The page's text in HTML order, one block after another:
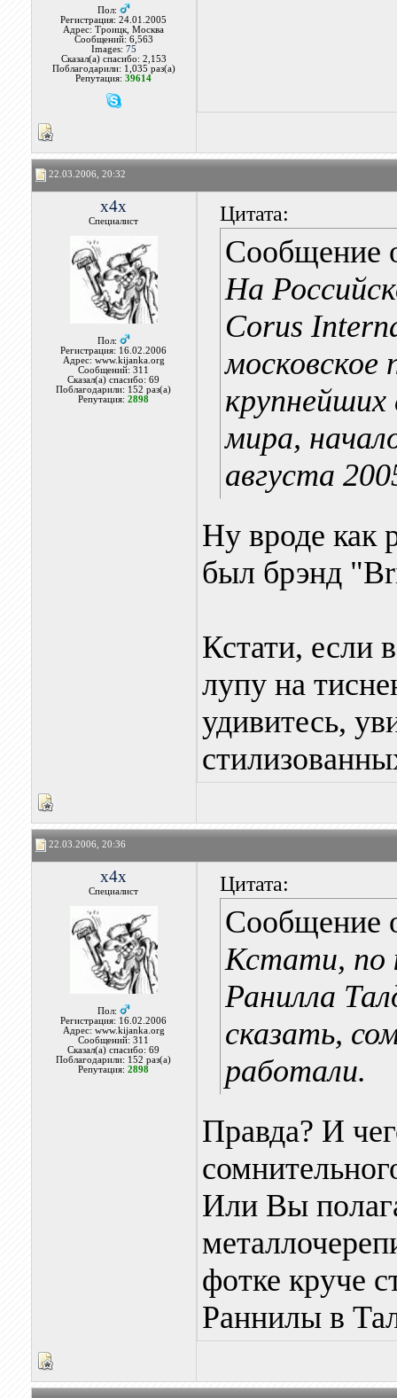
Пол:
Регистрация: 24.01.2005
Адрес: Троицк, Москва
Сообщений: 6,563
Images: 75
Сказал(а) спасибо: 2,153
Поблагодарили: 1,035 раз(а)
Репутация:39614
22.03.2006, 20:32
x4x
Специалист
Пол:
Регистрация: 16.02.2006
Адрес: www.kijanka.org
Сообщений: 311
Сказал(а) спасибо: 69
Поблагодарили: 152 раз(а)
Репутация:2898
Цитата:
Сообщение
На
Corus
московское
мира,
августа
Ну вроде как
был брэнд
Кстати, если
лупу на
удивитесь,
22.03.2006, 20:36
x4x
Специалист
Пол:
Регистрация: 16.02.2006
Адрес: www.kijanka.org
Сообщений: 311
Сказал(а) спасибо: 69
Поблагодарили: 152 раз(а)
Репутация:2898
Цитата:
Сообщение
Кстати, по
Ранилла
сказать,
работали.
Правда? И
Или Вы
фотке круче
Раннилы в